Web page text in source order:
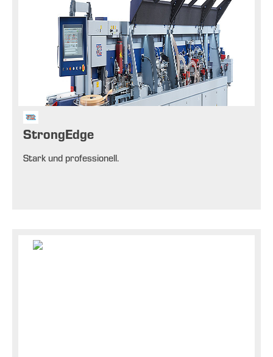
StrongEdge
Stark und professionell.